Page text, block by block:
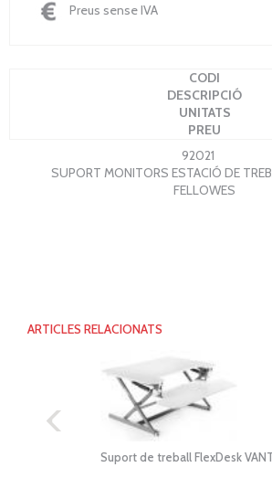
Preus sense IVA
CODI
DESCRIPCIÓ
UNITATS
PREU
92021
SUPORT MONITORS ESTACIÓ DE
FELLOWES
ARTICLES RELACIONATS
Suport de treball FlexDesk